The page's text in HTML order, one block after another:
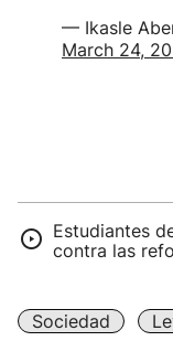
— Ikasle
March 24,
Estudiantes
contra las
Sociedad